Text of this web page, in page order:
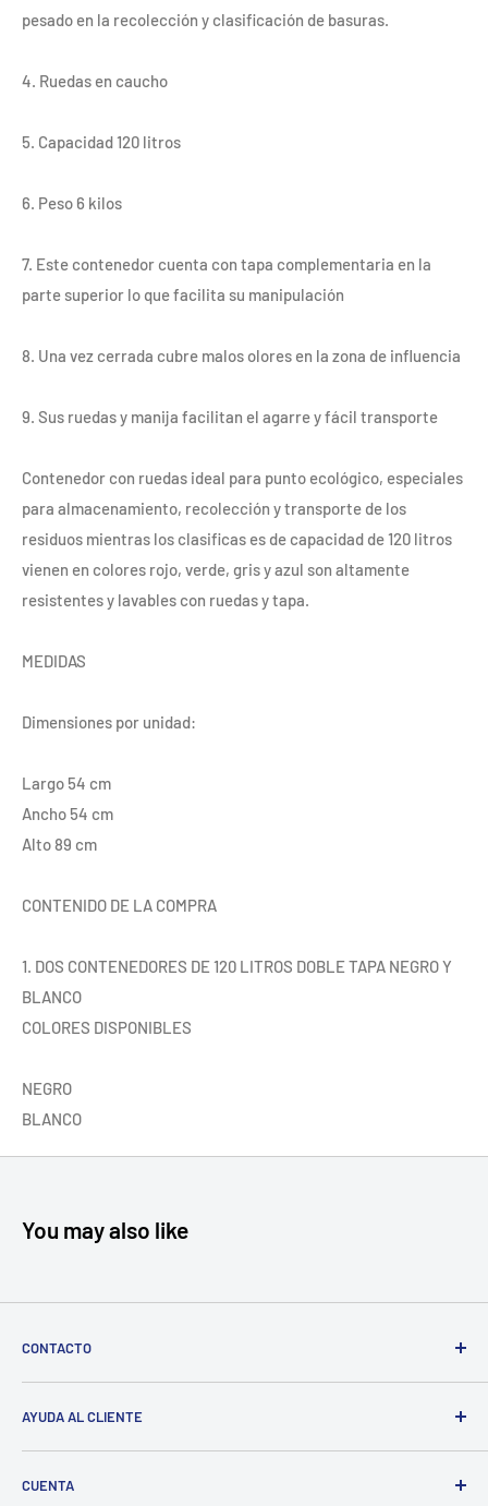
pesado en la recolección y clasificación de basuras.
4. Ruedas en caucho
5. Capacidad 120 litros
6. Peso 6 kilos
7. Este contenedor cuenta con tapa complementaria en la
parte superior lo que facilita su manipulación
8. Una vez cerrada cubre malos olores en la zona de influencia
9. Sus ruedas y manija facilitan el agarre y fácil transporte
Contenedor con ruedas ideal para punto ecológico, especiales
para almacenamiento, recolección y transporte de los
residuos mientras los clasificas es de capacidad de 120 litros
vienen en colores rojo, verde, gris y azul son altamente
resistentes y lavables con ruedas y tapa.
MEDIDAS
Dimensiones por unidad:
Largo 54 cm
Ancho 54 cm
Alto 89 cm
CONTENIDO DE LA COMPRA
1. DOS CONTENEDORES DE 120 LITROS DOBLE TAPA NEGRO Y
BLANCO
COLORES DISPONIBLES
NEGRO
BLANCO
You may also like
CONTACTO
AYUDA AL CLIENTE
Envíos
Devoluciones
CUENTA